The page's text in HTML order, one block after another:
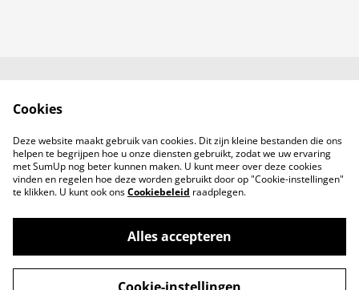
Neem contact met
Privacybeleid
Cookiebeleid
Producten
©2026No Gloss No Glory
Cookies
Deze website maakt gebruik van cookies. Dit zijn kleine bestanden die ons
helpen te begrijpen hoe u onze diensten gebruikt, zodat we uw ervaring
met SumUp nog beter kunnen maken. U kunt meer over deze cookies
vinden en regelen hoe deze worden gebruikt door op "Cookie-instellingen"
te klikken. U kunt ook onsCookiebeleid raadplegen.
Alles accepteren